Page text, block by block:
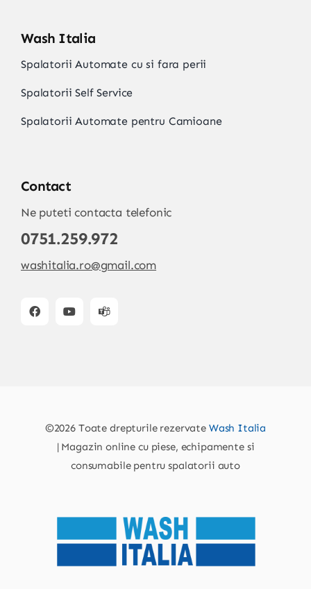
Wash Italia
Spalatorii Automate cu si fara perii
Spalatorii Self Service
Spalatorii Automate pentru Camioane
Contact
Ne puteti contacta telefonic
0751.259.972
washitalia.ro@gmail.com
©2026 Toate drepturile rezervate Wash Italia
| Magazin online cu piese, echipamente si
consumabile pentru spalatorii auto